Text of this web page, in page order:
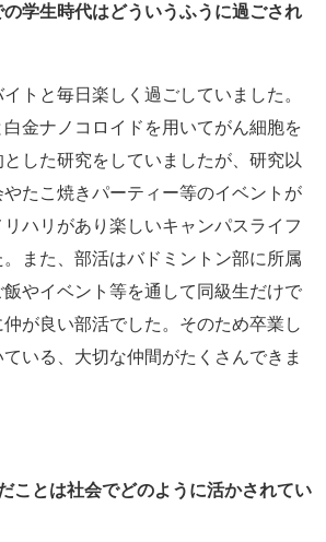
学生時代はどういうふうに過ごされ
トと毎日楽しく過ごしていました。
金ナノコロイドを用いてがん細胞を
した研究をしていましたが、研究以
たこ焼きパーティー等のイベントが
ハリがあり楽しいキャンパスライフ
また、部活はバドミントン部に所属
やイベント等を通して同級生だけで
が良い部活でした。そのため卒業し
いる、大切な仲間がたくさんできま
ことは社会でどのように活かされてい